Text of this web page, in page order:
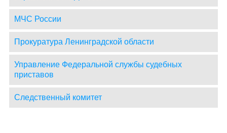
МЧС России
Прокуратура Ленинградской области
Управление Федеральной службы судебных
приставов
Следственный комитет